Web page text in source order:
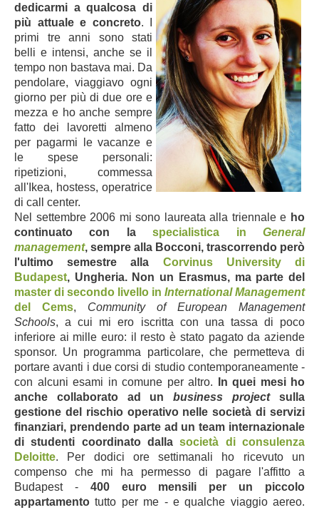
dedicarmi a qualcosa di
più attuale e concreto. I
primi tre anni sono stati
belli e intensi, anche se il
tempo non bastava mai. Da
pendolare, viaggiavo ogni
giorno per più di due ore e
mezza e ho anche sempre
fatto dei lavoretti almeno
per pagarmi le vacanze e
le spese personali:
ripetizioni, commessa
all'Ikea, hostess, operatrice
di call center.
Nel settembre 2006 mi sono laureata alla triennale e ho
continuato con laspecialistica inGeneral
management, sempre alla Bocconi, trascorrendo però
l'ultimo semestre alla Corvinus University di
Budapest, Ungheria. Non un Erasmus, ma parte del
master di secondo livello in International Management
del Cems, Community of European Management
Schools, a cui mi ero iscritta con una tassa di poco
inferiore ai mille euro: il resto è stato pagato da aziende
sponsor. Un programma particolare, che permetteva di
portare avanti i due corsi di studio contemporaneamente -
con alcuni esami in comune per altro.
In quei mesi ho
anche collaborato ad unbusiness projectsulla
gestione del rischio operativo nelle società di servizi
finanziari, prendendo parte ad un team internazionale
di studenti coordinato dallasocietà di consulenza
Deloitte. Per dodici ore settimanali ho ricevuto un
compenso che mi ha permesso di pagare l'affitto a
Budapest - 400 euro mensili per un piccolo
appartamento tutto per me - e qualche viaggio aereo.